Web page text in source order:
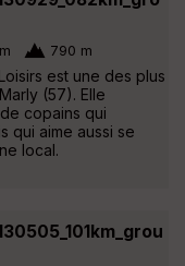
790 m
est une des plus
(57). Elle
copains qui
qui aime aussi se
local.